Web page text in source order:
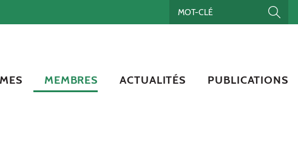
MEMBRES ACTUALITÉS PUBLICATIONS